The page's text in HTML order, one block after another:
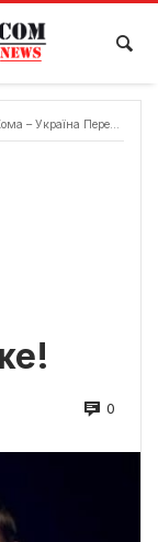
Україна Переможе!
0